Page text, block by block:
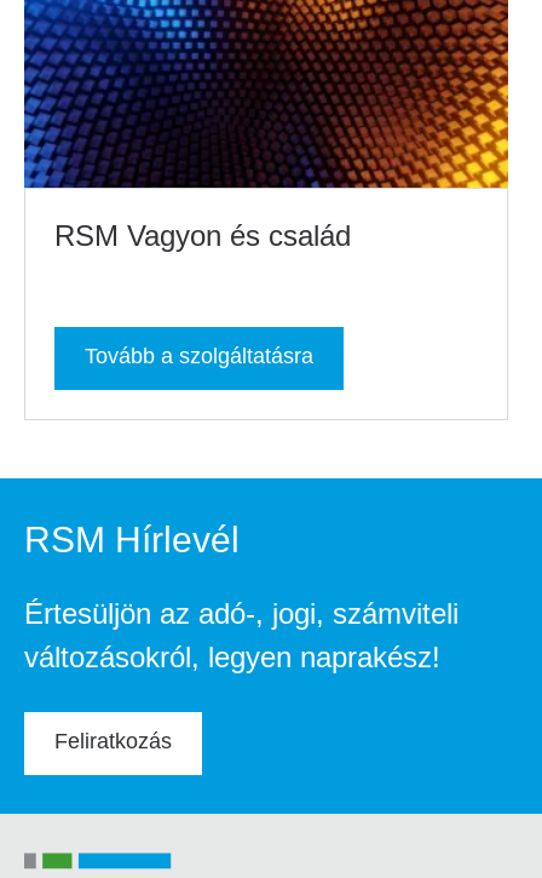
RSM Vagyon és család
Tovább a szolgáltatásra
RSM Hírlevél
Értesüljön az adó-, jogi, számviteli
változásokról, legyen naprakész!
Feliratkozás